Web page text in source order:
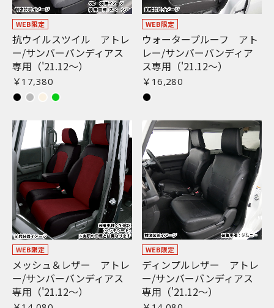
WEB限定
抗ウイルスツイル アトレ
ー/サンバーバンディアス
専用（'21.12〜）
￥17,380
WEB限定
ウォータープルーフ アト
レー/サンバーバンディア
ス専用（'21.12〜）
￥16,280
WEB限定
メッシュ＆レザー アトレ
ー/サンバーバンディアス
専用（'21.12〜）
WEB限定
ディンプルレザー アトレ
ー/サンバーバンディアス
専用（'21.12〜）